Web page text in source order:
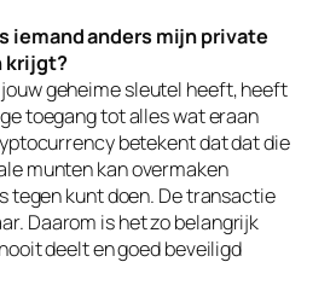
iemand anders mijn private
krijgt?
geheime sleutel heeft, heeft
toegang tot alles wat eraan
betekent dat dat die
munten kan overmaken
tegen kunt doen. De transactie
Daarom is het zo belangrijk
deelt en goed beveiligd